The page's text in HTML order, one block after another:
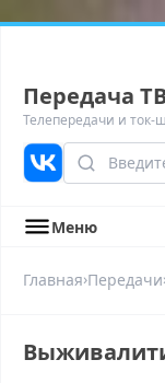
Передача
Телепередачи и ток-
Меню
Главная›Передачи